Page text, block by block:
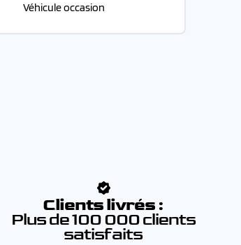
Véhicule occasion
Clients livrés :
Plus de 100 000 clients
satisfaits